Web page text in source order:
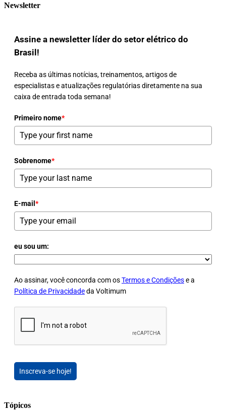
Newsletter
Assine a newsletter líder do setor elétrico do
Brasil!
Receba as últimas notícias, treinamentos, artigos de
especialistas e atualizações regulatórias diretamente na sua
caixa de entrada toda semana!
Primeiro nome*
Sobrenome*
E-mail *
eu sou um:
Ao assinar, você concorda com osTermos e Condiçõese a
Política de Privacidadeda Voltimum
Inscreva-se hoje!
Tópicos